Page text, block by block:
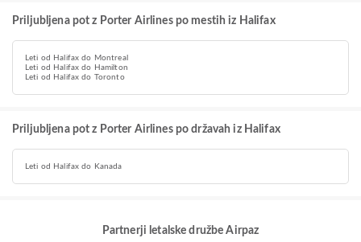
Priljubljena pot z Porter Airlines po mestih iz Halifax
Leti od Halifax do Montreal
Leti od Halifax do Hamilton
Leti od Halifax do Toronto
Priljubljena pot z Porter Airlines po državah iz Halifax
Leti od Halifax do Kanada
Partnerji letalske družbe Airpaz